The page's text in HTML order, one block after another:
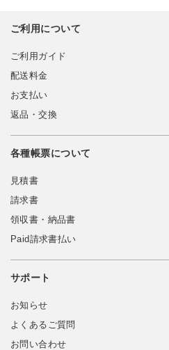
ご利用について
ご利用ガイド
配送料金
お支払い
返品・交換
各種帳票について
見積書
請求書
領収書・納品書
Paid請求書払い
サポート
お知らせ
よくあるご質問
お問い合わせ